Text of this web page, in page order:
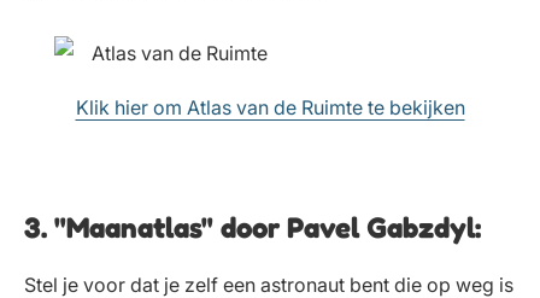
Klik hier om Atlas van de Ruimte te bekijken
3. "Maanatlas" door Pavel Gabzdyl:
Stel je voor dat je zelf een astronaut bent die op weg is